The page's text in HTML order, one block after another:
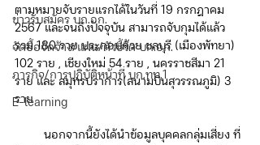
ข่าวรับสมัคร บก.อก.
จัดซื้อจัดจ้าง/แผน/ตัวชี้วัด บก.อก.
ภารกิจ/การปฏิบัติหน้าที่ บก.ทท.1
E-learning
ตามหมายจับรายแรกได้ในวันที่ 19 กรกฎาคม
2567 และจนถึงปัจจุบัน สามารถจับกุมได้แล้ว
รวม 180 ราย ประกอบด้วย ชลบุรี (เมืองพัทยา)
102 ราย , เชียงใหม่ 54 ราย , นครราชสีมา 21
ราย และ สมุทรปราการ(สนามบินสุวรรณภูมิ) 3
ราย